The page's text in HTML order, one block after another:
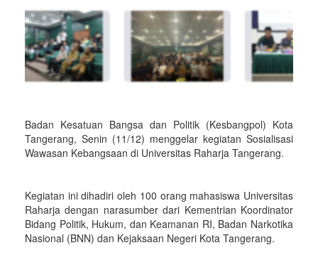
Badan Kesatuan Bangsa dan Politik (Kesbangpol) Kota
Tangerang, Senin (11/12) menggelar kegiatan Sosialisasi
Wawasan Kebangsaan di Universitas Raharja Tangerang.
Kegiatan ini dihadiri oleh 100 orang mahasiswa Universitas
Raharja dengan narasumber dari Kementrian Koordinator
Bidang Politik, Hukum, dan Keamanan RI, Badan Narkotika
Nasional (BNN) dan Kejaksaan Negeri Kota Tangerang.